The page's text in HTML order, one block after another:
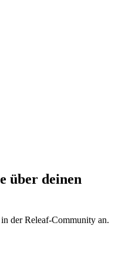
über deinen
der Releaf-Community an.